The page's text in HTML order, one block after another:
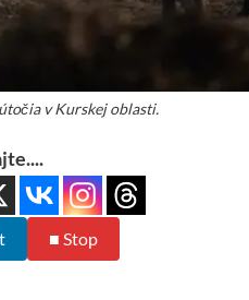
v Kurskej oblasti.
■ Stop